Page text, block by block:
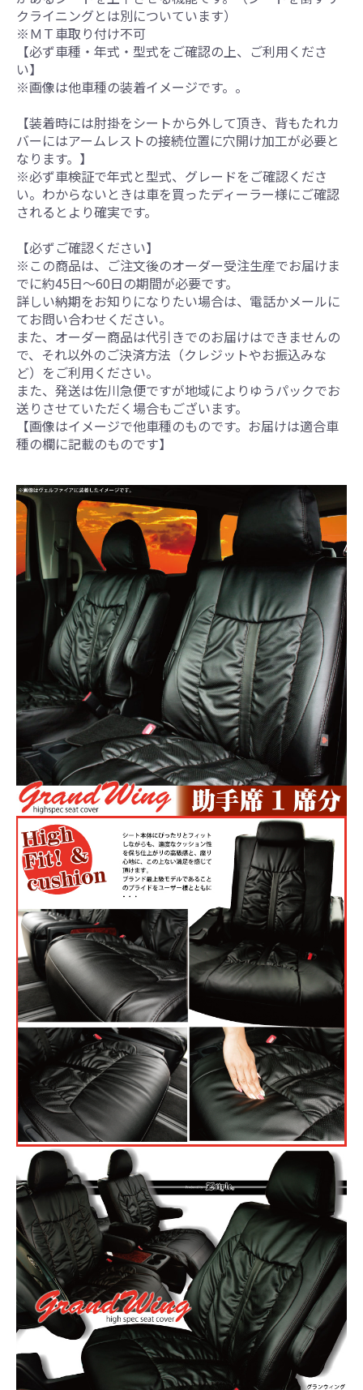
クライニングとは別についています）
※ＭＴ車取り付け不可
【必ず車種・年式・型式をご確認の上、ご利用くださ
い】
※画像は他車種の装着イメージです。。
【装着時には肘掛をシートから外して頂き、背もたれカ
バーにはアームレストの接続位置に穴開け加工が必要と
なります。】
※必ず車検証で年式と型式、グレードをご確認くださ
い。わからないときは車を買ったディーラー様にご確認
されるとより確実です。
【必ずご確認ください】
※この商品は、ご注文後のオーダー受注生産でお届けま
でに約45日～60日の期間が必要です。
詳しい納期をお知りになりたい場合は、電話かメールに
てお問い合わせください。
また、オーダー商品は代引きでのお届けはできませんの
で、それ以外のご決済方法（クレジットやお振込みな
ど）をご利用ください。
また、発送は佐川急便ですが地域によりゆうパックでお
送りさせていただく場合もございます。
【画像はイメージで他車種のものです。お届けは適合車
種の欄に記載のものです】